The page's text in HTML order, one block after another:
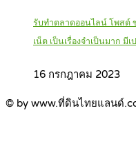
รับทำตลาดออนไลน์ โพสต์
เน็ต เป็นเรื่องจำเป็นมาก มี
16 กรกฎาคม 2023
© by www.ที่ดินไทยแลนด์